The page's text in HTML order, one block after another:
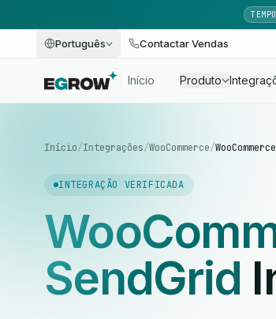
Português Contactar Vendas
Início Produto
Início/Integrações/WooCommerce/
INTEGRAÇÃO VERIFICADA
SendGrid